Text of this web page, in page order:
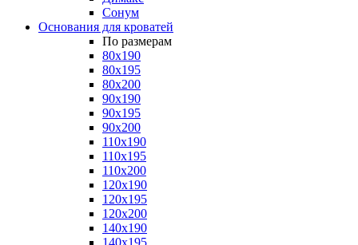
Сонум
Основания для кроватей
По размерам
80x190
80x195
80x200
90x190
90x195
90x200
110x190
110x195
110x200
120x190
120x195
120x200
140x190
140x195